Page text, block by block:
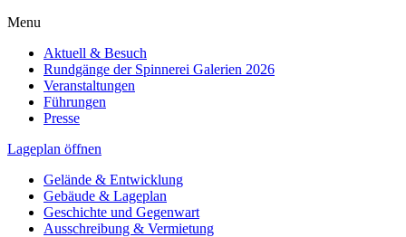
Menu
Aktuell & Besuch
Rundgänge der Spinnerei Galerien 2026
Veranstaltungen
Führungen
Presse
Lageplan öffnen
Gelände & Entwicklung
Gebäude & Lageplan
Geschichte und Gegenwart
Ausschreibung & Vermietung